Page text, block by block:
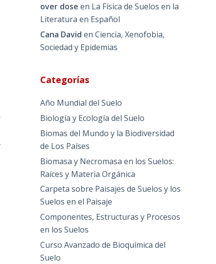
over dose en La Física de Suelos en la
Literatura en Español
Cana David enCiencia, Xenofobia,
Sociedad y Epidemias
Categorías
Año Mundial del Suelo
Biología y Ecología del Suelo
Biomas del Mundo y la Biodiversidad
de Los Países
Biomasa y Necromasa en los Suelos:
Raíces y Materia Orgánica
Carpeta sobre Paisajes de Suelos y los
Suelos en el Paisaje
Componentes, Estructuras y Procesos
en los Suelos
Curso Avanzado de Bioquímica del
Suelo